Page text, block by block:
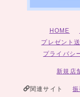
HOME
プレゼント
プライバシ
新規店
関連サイト